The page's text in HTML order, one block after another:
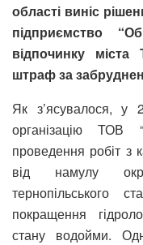
області виніс
підприємство
відпочинку міста
штраф за
Як з’ясувалося, у
організацію ТОВ
проведення робіт з
від намулу
тернопільського
покращення
стану водойми.